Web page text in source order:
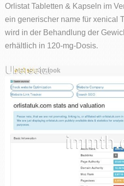
Orlistat Tabletten & Kapseln im
ein generischer name für xenical
wird in der Behandlung der
erhältlich in 120-mg-Dosis.